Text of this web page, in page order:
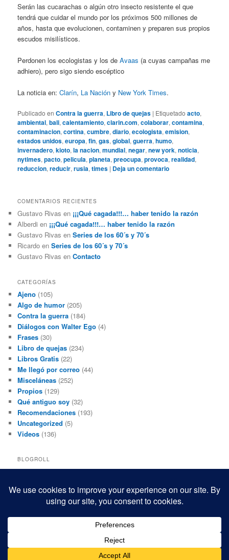
Serán las cucarachas o algún otro insecto resistente el que
tendrá que cuidar el mundo por los próximos 500 millones de
años, hasta que evolucionen, contaminen y preparen sus propios
escudos misilísticos.
Perdonen los ecologistas y los deAvaas (a cuyas campañas me
adhiero), pero sigo siendo escéptico
La noticia en:Clarín, La Nación y New York Times.
Publicado en Contra la guerra, Libro de quejas | Etiquetado acto,
ambiental,bali,calentamiento,clarin.com,colaborar,contamina,
contaminacion,cortina,cumbre,diario,ecologista,emision,
estados unidos,europa,fin,gas,global,guerra,humo,
invernadero,kioto,la nacion,mundial,negar,new york,noticia,
nytimes,pacto,pelicula,planeta,preocupa,provoca,realidad,
reduccion,reducir,rusia,times | Deja un comentario
COMENTARIOS RECIENTES
Gustavo Rivas en ¡¡¡Qué cagada!!!… haber tenido la razón
Alberdi en ¡¡¡Qué cagada!!!… haber tenido la razón
Gustavo Rivas enSeries de los 60´s y 70´s
Ricardo enSeries de los 60´s y 70´s
Gustavo Rivas enContacto
CATEGORÍAS
Ajeno (105)
Algo de humor (205)
Contra la guerra (184)
Diálogos con Walter Ego (4)
Frases (30)
Libro de quejas (234)
Libros Gratis (22)
Me llegó por correo (44)
Misceláneas (252)
Propios (129)
Qué antiguo soy (32)
Recomendaciones (193)
Uncategorized (5)
Videos (136)
BLOGROLL
Black and White Power
Mis macrofotografías
Teresita Rivas
Funciona gracias a WordPress